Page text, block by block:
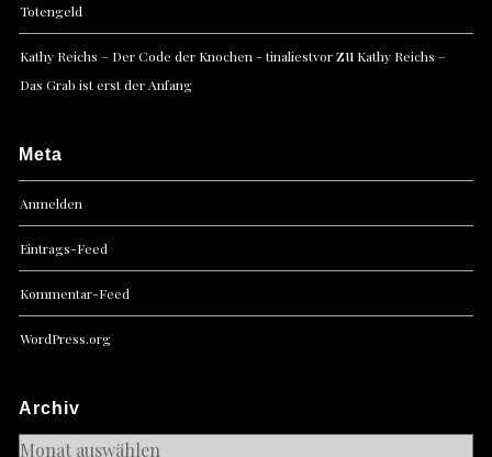
Totengeld
Kathy Reichs – Der Code der Knochen - tinaliestvorzu Kathy Reichs –
Das Grab ist erst der Anfang
Meta
Anmelden
Eintrags-Feed
Kommentar-Feed
WordPress.org
Archiv
Archiv